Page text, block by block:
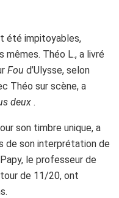
été impitoyables,
mêmes. Théo L., a livré
Fou d’Ulysse, selon
Théo sur scène, a
deux .
son timbre unique, a
de son interprétation de
le professeur de
de 11/20, ont